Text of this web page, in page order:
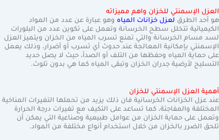
العزل الإسمنتي للخزان واهم مميزاته
هو أحد الطرق لعزل خزانات المياه وهو عبارة عن عدد من المواد
الكيميائية تتخلل سطح الخرسانة وتعمل على تكوين عدد من البلورات
لسد مسام الخرسانة والتي تمنع تسرب المياه من الخزان ويتميز العزل
الإسمنتي بإمكانية المعالجة عند حدوث أي تسرب أو أضرار، وذلك يعمل
على حماية المياه وحفظها من التلف أو الصدأ، حيث لا يصل حديد
التسليح لأرضية جدران الخزان وتبقى المياه كما هي بدون تلوث.
أهمية العزل الإسمنتي للخزان
عند عزل الخزانات الخرسانية فان ذلك يزيد من تحملها التغيرات المناخية
المختلفة والمفاجئة، كما تساعد على التكيف مع تغيرات درجة الحرارة
وتعمل على حماية الخزان من عوامل طبيعية وصناعية التي يمكن أن
تلحق الضرر بالخزان من خلال استخدام أنواع مختلفة من المواد.